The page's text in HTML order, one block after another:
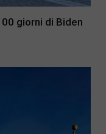
giorni di Biden